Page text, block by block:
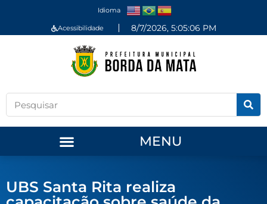
Idioma
Acessibilidade 8/7/2026, 5:05:07 PM
MENU
UBS Santa Rita realiza